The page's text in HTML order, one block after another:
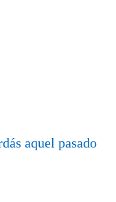
aquel pasado